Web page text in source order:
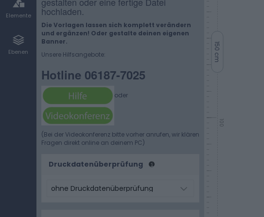
Elemente
Ebenen
hochladen.
Die Vorlagen lassen sich komplett verändern
und ergänzen! Oder gestalte deinen eigenen
Banner.
Unsere Hilfsangebote:
Hotline 06187-7025
oder
(Bei der Videokonferenz bitte vorher anrufen, wir klären
Fragen direkt online an deinem PC)
Druckdatenüberprüfung
100
150 cm